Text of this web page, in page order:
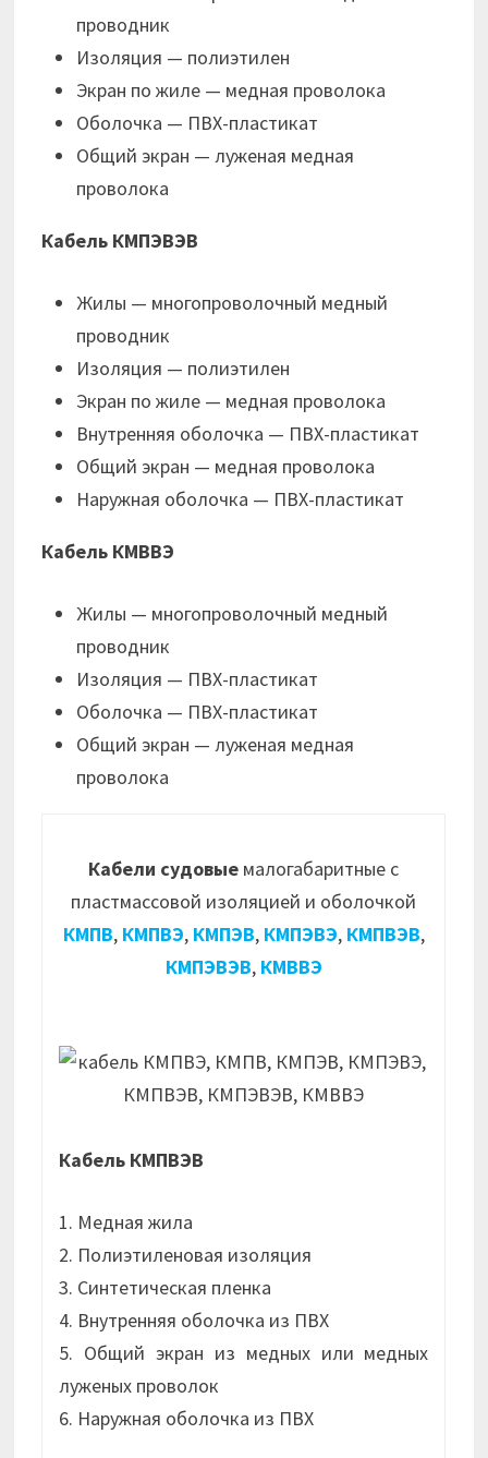
проводник
Изоляция — полиэтилен
Экран по жиле — медная проволока
Оболочка — ПВХ-пластикат
Общий экран — луженая медная
проволока
Кабель КМПЭВЭВ
Жилы — многопроволочный медный
проводник
Изоляция — полиэтилен
Экран по жиле — медная проволока
Внутренняя оболочка — ПВХ-пластикат
Общий экран — медная проволока
Наружная оболочка — ПВХ-пластикат
Кабель КМВВЭ
Жилы — многопроволочный медный
проводник
Изоляция — ПВХ-пластикат
Оболочка — ПВХ-пластикат
Общий экран — луженая медная
проволока
Кабели судовые малогабаритные с
пластмассовой изоляцией и оболочкой
КМПВ, КМПВЭ, КМПЭВ, КМПЭВЭ, КМПВЭВ,
КМПЭВЭВ, КМВВЭ
Кабель КМПВЭВ
1. Медная жила
2. Полиэтиленовая изоляция
3. Синтетическая пленка
4. Внутренняя оболочка из ПВХ
5. Общий экран из медных или медных
луженых проволок
6. Наружная оболочка из ПВХ